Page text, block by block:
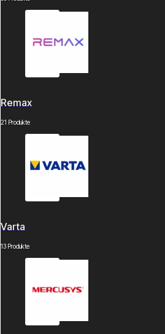
Remax
21 Produkte
Varta
13 Produkte